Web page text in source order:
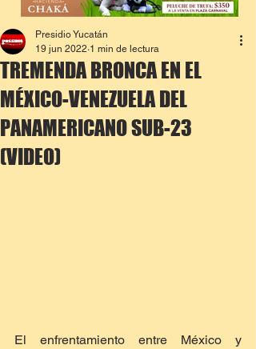
TREMENDA BRONCA EN EL
MÉXICO-VENEZUELA DEL
PANAMERICANO SUB-23
(VIDEO)
Presidio Yucatán
19 jun 2022 1 min de lectura
El enfrentamiento entre México y